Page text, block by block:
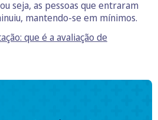
seja, as pessoas que entraram
mantendo-se em mínimos.
que é a avaliação de